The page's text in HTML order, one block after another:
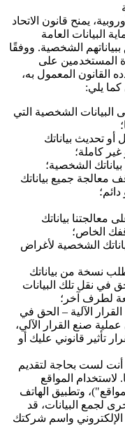
يمنح قانون الاتحاد
البيانات العامة
ببياناتهم الشخصية. ووفقًا
المستخدمين على
القانون المعمول به،
كما يلي:
الشخصية التي
تحديث بياناتك
كاملة؛
الشخصية؛
معالجة جميع بياناتك
بياناتك
الخاص؛
الشخصية لأغراض
نسخة من بياناتك
في نقل تلك البيانات
لطرف آخر؛
الآلية – الحق في
صنع القرار الآلي،
تأثير قانوني عليك أو
أنت لست بحاجة لتقديم
المواقع
وتطبيق الهاتف
لجمع البيانات، قد
واسم شركتك